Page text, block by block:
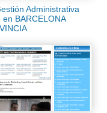
Administrativa
en BARCELONA